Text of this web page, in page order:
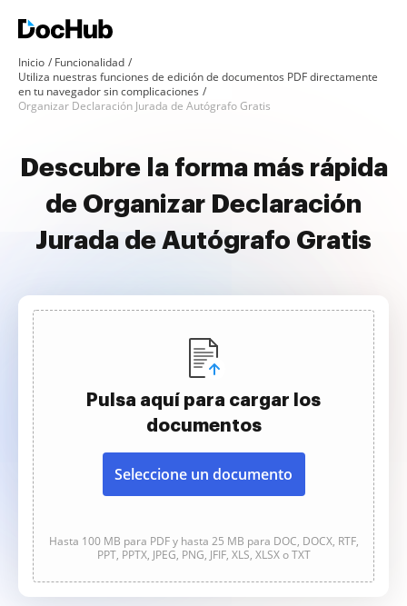
Inicio
Funcionalidad
Utiliza nuestras funciones de edición de documentos PDF directamente
en tu navegador sin complicaciones
Organizar Declaración Jurada de Autógrafo Gratis
Descubre la forma más rápida
de Organizar Declaración
Jurada de Autógrafo Gratis
Pulsa aquí para cargar los
documentos
Seleccione un documento
Hasta 100 MB para PDF y hasta 25 MB para DOC, DOCX, RTF,
PPT, PPTX, JPEG, PNG, JFIF, XLS, XLSX o TXT